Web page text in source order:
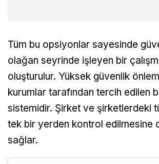
Tüm bu opsiyonlar sayesinde
olağan seyrinde işleyen bir
oluşturulur. Yüksek güvenlik
kurumlar tarafından tercih edilen
sistemidir. Şirket ve şirketlerdeki
tek bir yerden kontrol edilmesine
sağlar.